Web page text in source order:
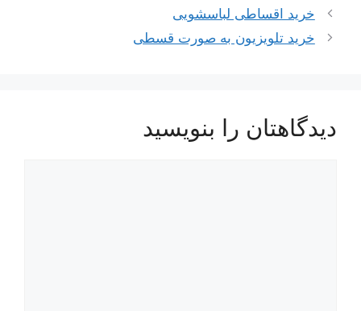
ناوبری
نوشته‌ها
خرید اقساطی لباسشویی
خرید تلویزیون به صورت قسطی
دیدگاهتان را بنویسید